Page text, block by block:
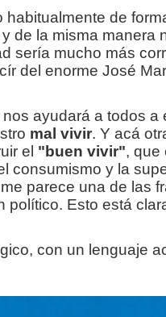
habitualmente de
de la misma manera
sería mucho más
del enorme José
ayudará a todos a
mal vivir. Y acá
el "buen vivir", que
consumismo y la
parece una de las
político. Esto está
con un lenguaje